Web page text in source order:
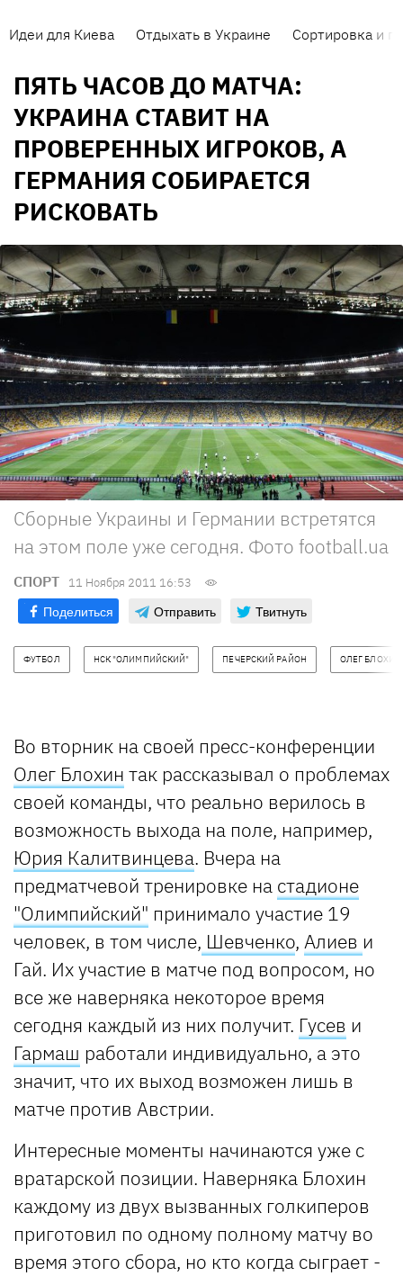
Идеи для Киева Отдыхать в Украине Сортировка и
ПЯТЬ ЧАСОВ ДО МАТЧА:
УКРАИНА СТАВИТ НА
ПРОВЕРЕННЫХ ИГРОКОВ, А
ГЕРМАНИЯ СОБИРАЕТСЯ
РИСКОВАТЬ
Сборные Украины и Германии встретятся
на этом поле уже сегодня. Фото football.ua
СПОРТ 11 Ноября 2011 16:53
Поделиться Отправить Твитнуть
ФУТБОЛ НСК "ОЛИМПИЙСКИЙ" ПЕЧЕРСКИЙ РАЙОН ОЛЕГ БЛОХИН
Во вторник на своей пресс-конференции
Олег Блохин так рассказывал о проблемах
своей команды, что реально верилось в
возможность выхода на поле, например,
Юрия Калитвинцева. Вчера на
предматчевой тренировке на стадионе
"Олимпийский" принимало участие 19
человек, в том числе, Шевченко, Алиев и
Гай. Их участие в матче под вопросом, но
все же наверняка некоторое время
сегодня каждый из них получит. Гусев и
Гармаш работали индивидуально, а это
значит, что их выход возможен лишь в
матче против Австрии.
Интересные моменты начинаются уже с
вратарской позиции. Наверняка Блохин
каждому из двух вызванных голкиперов
приготовил по одному полному матчу во
время этого сбора, но кто когда сыграет -